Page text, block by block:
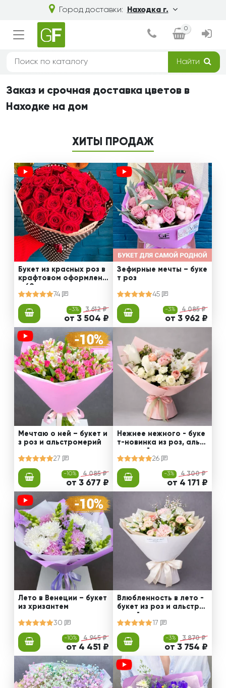
Город доставки: Находка г.
0
Найти
Заказ и срочная доставка цветов в
Находке на дом
ХИТЫ ПРОДАЖ
Букет из красных роз в
крафтовом оформлени
и 60 см
74
-3% 3 612 ₽
от 3 504 ₽
Зефирные мечты – буке
т роз
45
-3% 4 085 ₽
от 3 962 ₽
Мечтаю о ней – букет и
з роз и альстромерий
27
-10% 4 085 ₽
от 3 677 ₽
Нежнее нежного - буке
т-новинка из роз, альст
ромерий и калл
26
-3% 4 300 ₽
от 4 171 ₽
Лето в Венеции – букет
из хризантем
30
-10% 4 945 ₽
от 4 451 ₽
Влюбленность в лето -
букет из роз и альстро
мерий
17
-3% 3 870 ₽
от 3 754 ₽